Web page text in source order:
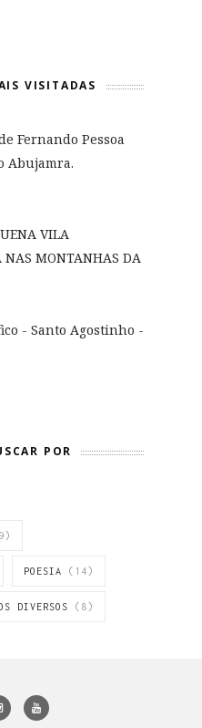
VISITADAS
Fernando Pessoa
Abujamra.
VILA
NAS MONTANHAS DA
- Santo Agostinho -
POR
POESIA (14)
DIVERSOS (8)